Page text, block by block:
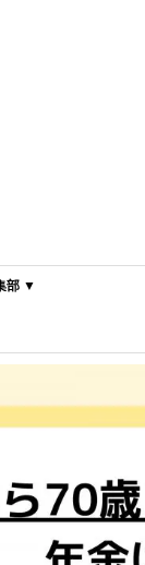
部 ▼
済に関する記事を
シャルプランナーの
に関わることで、読
、行政書士、投資ア
税金、相続、保険、
ーと金融や経済に精
確かな情報発信を実